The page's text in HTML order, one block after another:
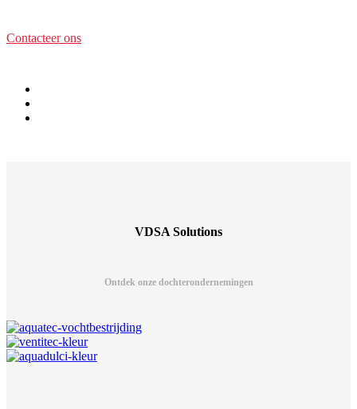
Contacteer ons
VDSA Solutions
Ontdek onze dochterondernemingen